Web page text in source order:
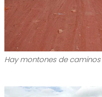
Hay montones de